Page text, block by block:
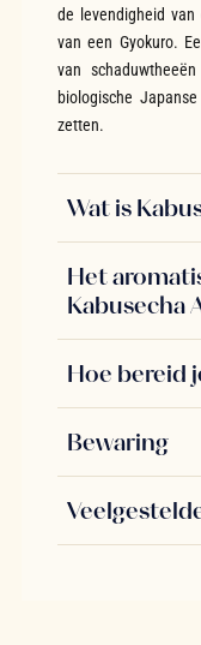
de levendigheid
van een Gyokuro.
van
biologische
zetten.
Wat is
Het
Kabusecha
Hoe bereid
Bewaring